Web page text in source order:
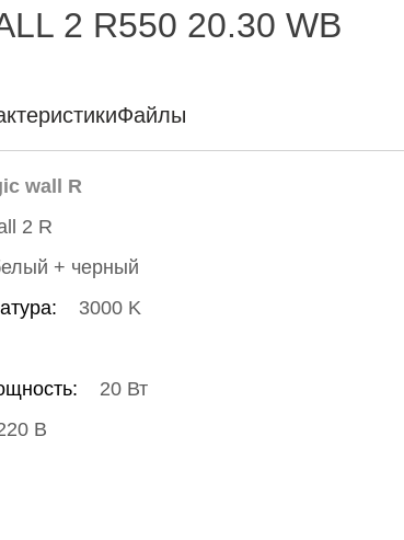
2 R550 20.30 WB
Файлы
wall R
2 R
+ черный
3000 K
20 Вт
В